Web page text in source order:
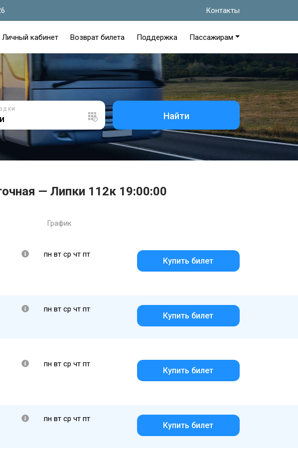
Контакты
Личный кабинет Возврат билета Поддержка Пассажирам
Найти
— Липки 112к 19:00:00
График
пн вт ср чт пт
Купить билет
пн вт ср чт пт
Купить билет
пн вт ср чт пт
Купить билет
пн вт ср чт пт
Купить билет